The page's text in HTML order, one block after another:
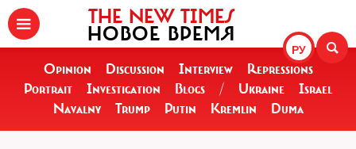
РУ
THE NEW TIMES
НОВОЕ ВРЕМЯ
Opinion Discussion Interview
Repressions
Portrait
Investigation Blogs / Ukraine
Israel
Navalny
Trump Putin Kremlin Duma